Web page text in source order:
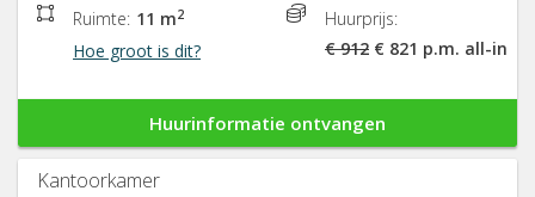
Ruimte: 11 m2
Hoe groot is dit?
Huurprijs:
€ 912 € 821 p.m. all-in
Huurinformatie ontvangen
Kantoorkamer